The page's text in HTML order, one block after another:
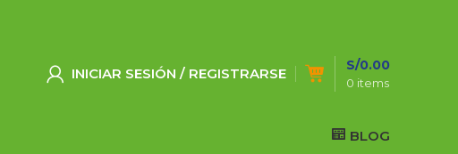
INICIAR SESIÓN / REGISTRARSE
0 items
S/0.00
BLOG